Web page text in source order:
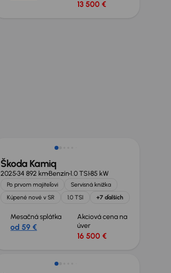
13 500 €
Škoda Kamiq
202534 892 kmBenzín1.0 TSI85 kW
Po prvom majiteľovi
Servisná knižka
Kúpené nové v SR
1.0 TSI +7 ďalších
Mesačná splátka
od 59 €
Akciová cena na
úver
16 500 €